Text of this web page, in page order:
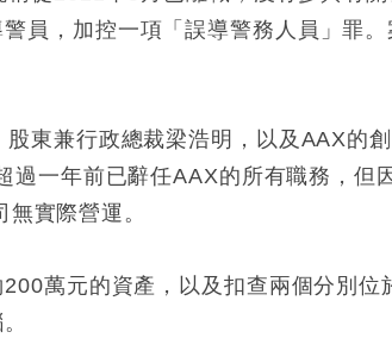
員，加控一項「誤導警務人員」罪
東兼行政總裁梁浩明，以及AAX的
一年前已辭任AAX的所有職務，但
實際營運。
萬元的資產，以及扣查兩個分別